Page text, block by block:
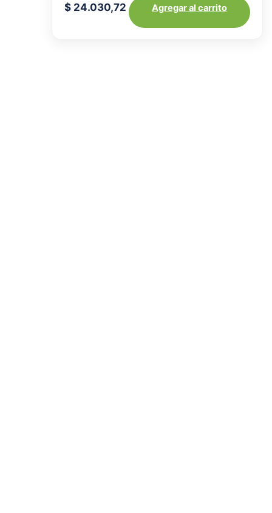
$ 24.030,72 Agregar al carrito